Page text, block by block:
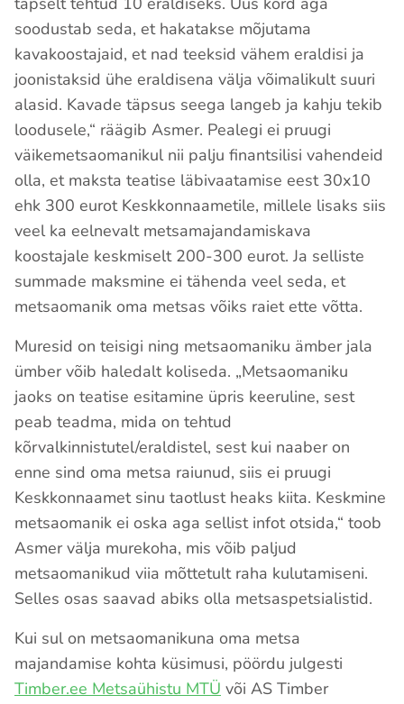
soodustab seda, et hakatakse mõjutama
kavakoostajaid, et nad teeksid vähem eraldisi ja
joonistaksid ühe eraldisena välja võimalikult suuri
alasid. Kavade täpsus seega langeb ja kahju tekib
loodusele,“ räägib Asmer. Pealegi ei pruugi
väikemetsaomanikul nii palju finantsilisi vahendeid
olla, et maksta teatise läbivaatamise eest 30x10
ehk 300 eurot Keskkonnaametile, millele lisaks siis
veel ka eelnevalt metsamajandamiskava
koostajale keskmiselt 200-300 eurot. Ja selliste
summade maksmine ei tähenda veel seda, et
metsaomanik oma metsas võiks raiet ette võtta.
Muresid on teisigi ning metsaomaniku ämber jala
ümber võib haledalt koliseda. „Metsaomaniku
jaoks on teatise esitamine üpris keeruline, sest
peab teadma, mida on tehtud
kõrvalkinnistutel/eraldistel, sest kui naaber on
enne sind oma metsa raiunud, siis ei pruugi
Keskkonnaamet sinu taotlust heaks kiita. Keskmine
metsaomanik ei oska aga sellist infot otsida,“ toob
Asmer välja murekoha, mis võib paljud
metsaomanikud viia mõttetult raha kulutamiseni.
Selles osas saavad abiks olla metsaspetsialistid.
Kui sul on metsaomanikuna oma metsa
majandamise kohta küsimusi, pöördu julgesti
Timber.ee Metsaühistu MTÜ või AS Timber